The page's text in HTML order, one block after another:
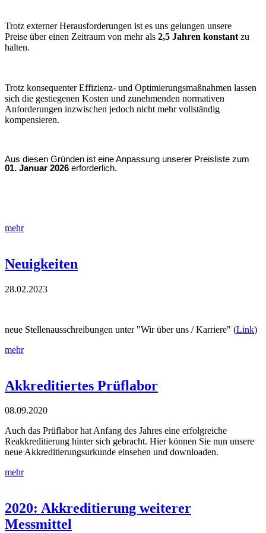
Trotz externer Herausforderungen ist es uns gelungen unsere
Preise über einen Zeitraum von mehr als 2,5 Jahren konstant zu
halten.
Trotz konsequenter Effizienz- und Optimierungsmaßnahmen lassen
sich die gestiegenen Kosten und zunehmenden normativen
Anforderungen inzwischen jedoch nicht mehr vollständig
kompensieren.
Aus diesen Gründen ist eine Anpassung unserer Preisliste zum
01. Januar 2026 erforderlich.
mehr
Neuigkeiten
28.02.2023
neue Stellenausschreibungen unter "Wir über uns / Karriere" (Link)
mehr
Akkreditiertes Prüflabor
08.09.2020
Auch das Prüflabor hat Anfang des Jahres eine erfolgreiche
Reakkreditierung hinter sich gebracht. Hier können Sie nun unsere
neue Akkreditierungsurkunde einsehen und downloaden.
mehr
2020: Akkreditierung weiterer
Messmittel